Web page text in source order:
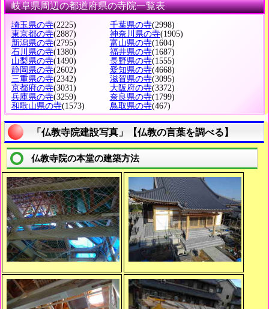
岐阜県周辺の都道府県の寺院一覧表
埼玉県の寺(2225) 千葉県の寺(2998)
東京都の寺(2887) 神奈川県の寺(1905)
新潟県の寺(2795) 富山県の寺(1604)
石川県の寺(1380) 福井県の寺(1687)
山梨県の寺(1490) 長野県の寺(1555)
静岡県の寺(2602) 愛知県の寺(4668)
三重県の寺(2342) 滋賀県の寺(3095)
京都府の寺(3031) 大阪府の寺(3372)
兵庫県の寺(3259) 奈良県の寺(1799)
和歌山県の寺(1573) 鳥取県の寺(467)
「仏教寺院建設写真」【仏教の言葉を調べる】
仏教寺院の本堂の建築方法